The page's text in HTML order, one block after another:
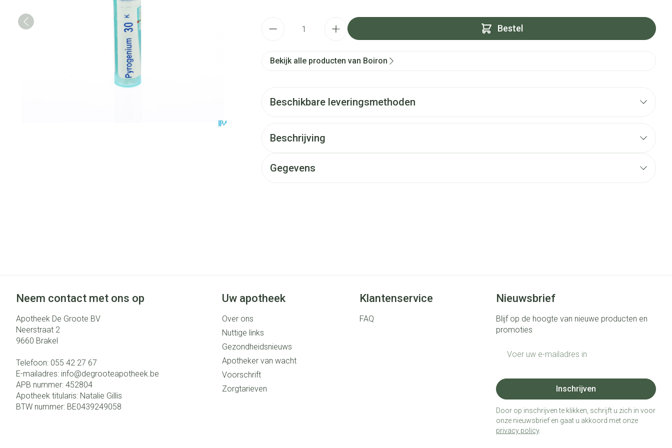
Bestel
Bekijk alle producten van Boiron
Beschikbare leveringsmethoden
Beschrijving
Gegevens
Neem contact met ons op
Apotheek De Groote BV
Neerstraat 2
9660 Brakel
Telefoon: 055 42 27 67
E-mailadres: info@degrooteapotheek.be
APB nummer: 452804
Apotheek titularis: Natalie Gillis
BTW nummer: BE0439249058
Uw apotheek
Over ons
Nuttige links
Gezondheidsnieuws
Apotheker van wacht
Voorschrift
Zorgtarieven
Klantenservice
FAQ
Nieuwsbrief
Blijf op de hoogte van nieuwe producten en
promoties
Inschrijven
Door op inschrijven te klikken, schrijft u zich in voor
onze nieuwsbrief en gaat u akkoord met onze
privacy policy.